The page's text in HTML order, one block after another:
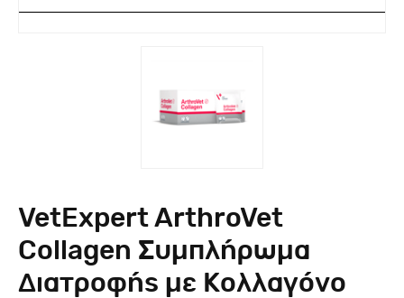
VetExpert ArthroVet
Collagen Συμπλήρωμα
Διατροφής με Κολλαγόνο